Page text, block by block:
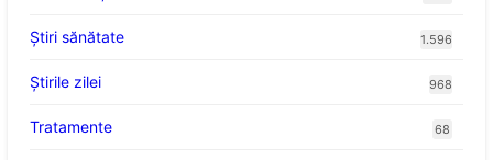
Ştiri sănătate 1.596
Știrile zilei 968
Tratamente 68